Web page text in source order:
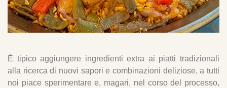
È tipico aggiungere ingredienti extra ai piatti tradizionali
alla ricerca di nuovi sapori e combinazioni deliziose, a tutti
noi piace sperimentare e, magari, nel corso del processo,